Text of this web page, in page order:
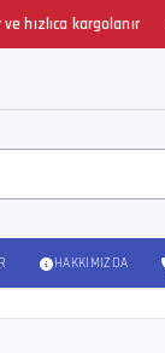
kargolanır
HAKKIMIZDA